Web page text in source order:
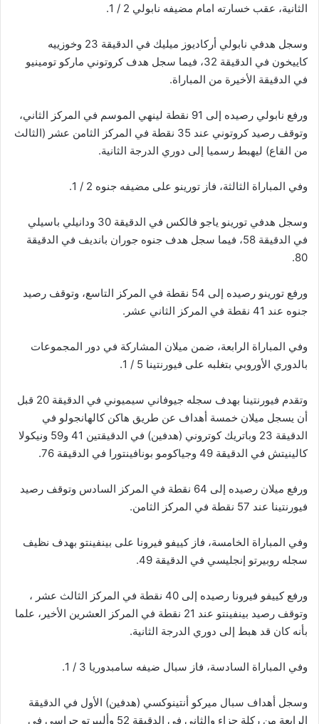
الثانية، عقب خسارته امام مضيفه نابولي 2 / 1.
وسجل هدفي نابولي أركاديوز ميليك في الدقيقة 23 وخوزييه
كاييخون في الدقيقة 32، فيما سجل هدف كروتوني ماركو تومينيو
في الدقيقة الأخيرة من المباراة.
ورفع نابولي رصيده إلى 91 نقطة لينهي الموسم في المركز الثاني،
وتوقف رصيد كروتوني عند 35 نقطة في المركز الثامن عشر (الثالث
من القاع) ليهبط رسميا إلى دوري الدرجة الثانية.
وفي المباراة الثالثة، فاز تورينو على مضيفه جنوه 2 / 1.
وسجل هدفي تورينو ياجو فالكس في الدقيقة 30 ودانيلي باسيلي
في الدقيقة 58، فيما سجل هدف جنوه جوران بانديف في الدقيقة
80.
ورفع تورينو رصيده إلى 54 نقطة في المركز التاسع، وتوقف رصيد
جنوه عند 41 نقطة في المركز الثاني عشر.
وفي المباراة الرابعة، ضمن ميلان المشاركة في دور المجموعات
بالدوري الأوروبي بتغلبه على فيورنتينا 5 / 1.
وتقدم فيورنتينا بهدف سجله جيوفاني سيميوني في الدقيقة 20 قبل
أن يسجل ميلان خمسة أهداف عن طريق هاكن كالهانجولو في
الدقيقة 23 وباتريك كوتروني (هدفين) في الدقيقتين 41 و59 ونيكولا
كالينيتش في الدقيقة 49 وجياكومو بونافينتورا في الدقيقة 76.
ورفع ميلان رصيده إلى 64 نقطة في المركز السادس وتوقف رصيد
فيورنتينا عند 57 نقطة في المركز الثامن.
وفي المباراة الخامسة، فاز كييفو فيرونا على بينفينتو بهدف نظيف
سجله روبيرتو إنجليسي في الدقيقة 49.
ورفع كييفو فيرونا رصيده إلى 40 نقطة في المركز الثالث عشر ،
وتوقف رصيد بينفينتو عند 21 نقطة في المركز العشرين الأخير، علما
بأنه كان قد هبط إلى دوري الدرجة الثانية.
وفي المباراة السادسة، فاز سبال ضيفه سامبدوريا 3 / 1.
وسجل أهداف سبال ميركو أنتينوكسي (هدفين) الأول في الدقيقة
الرابعة من ركلة جزاء والثاني في الدقيقة 52 وألبيرتو جراسي في